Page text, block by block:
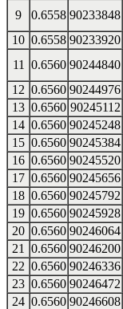
9
0.6558 90233848
10 0.6558 90233920
11
0.6560 90244840
12 0.6560 90244976
13 0.6560 90245112
14 0.6560 90245248
15 0.6560 90245384
16 0.6560 90245520
17 0.6560 90245656
18 0.6560 90245792
19 0.6560 90245928
20 0.6560 90246064
21
0.6560 90246200
22 0.6560 90246336
23 0.6560 90246472
24 0.6560 90246608